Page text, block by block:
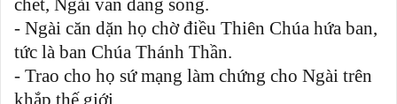
chết, Ngài vẫn đang sống.
- Ngài căn dặn họ chờ điều Thiên Chúa hứa ban,
tức là ban Chúa Thánh Thần.
- Trao cho họ sứ mạng làm chứng cho Ngài trên
khắp thế giới.